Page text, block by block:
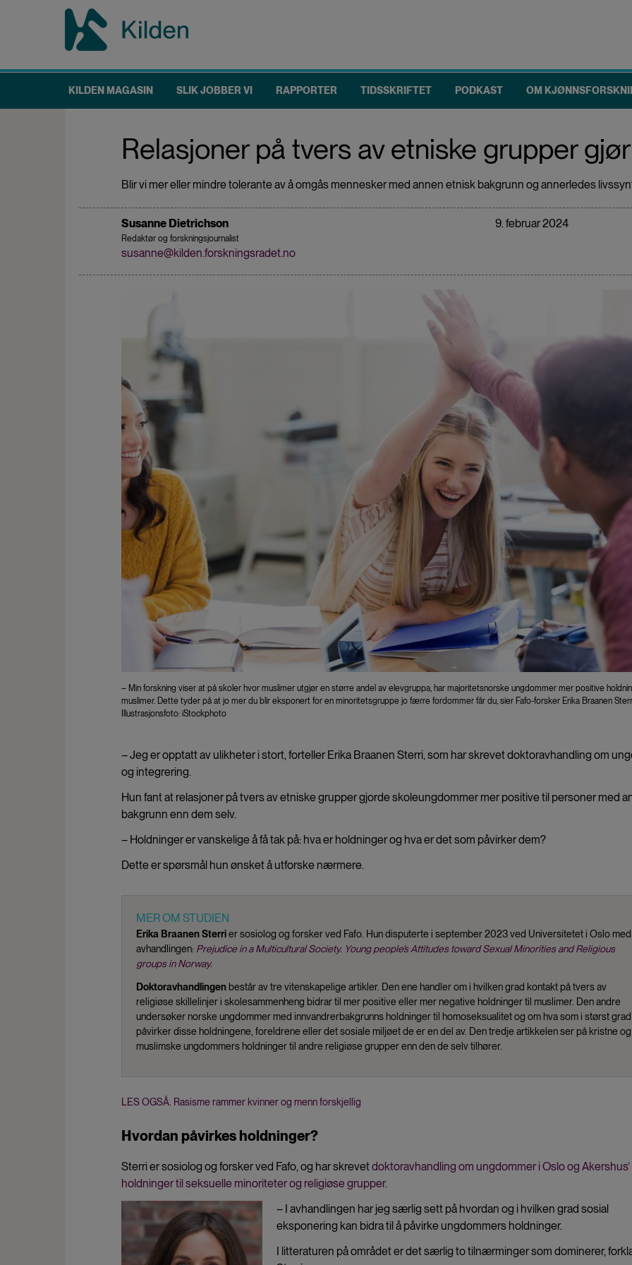
Main
navigation
KILDEN MAGASIN SLIK JOBBER VI RAPPORTER TIDSSKRIFTET PODKAST OM
Relasjoner på tvers av etniske grupper
Blir vi mer eller mindre tolerante av å omgås mennesker med annen etnisk bakgrunn og annerledes
Susanne Dietrichson
Redaktør og forskningsjournalist
susanne@kilden.forskningsradet.no
9. februar 2024
– Min forskning viser at på skoler hvor muslimer utgjør en større andel av elevgruppa, har majoritetsnorske ungdommer mer positive
muslimer. Dette tyder på at jo mer du blir eksponert for en minoritetsgruppe jo færre fordommer får du, sier Fafo-forsker Erika Braanen
Illustrasjonsfoto: iStockphoto
– Jeg er opptatt av ulikheter i stort, forteller Erika Braanen Sterri, som har skrevet doktoravhandling om
og integrering.
Hun fant at relasjoner på tvers av etniske grupper gjorde skoleungdommer mer positive til personer med
bakgrunn enn dem selv.
– Holdninger er vanskelige å få tak på: hva er holdninger og hva er det som påvirker dem?
Dette er spørsmål hun ønsket å utforske nærmere.
MER OM STUDIEN
Erika Braanen Sterrier sosiolog og forsker ved Fafo. Hun disputerte i september 2023 ved Universitetet i Oslo med
avhandlingen: Prejudice in a Multicultural Society. Young people’s Attitudes toward Sexual Minorities and Religious
groups in Norway.
Doktoravhandlingen består av tre vitenskapelige artikler. Den ene handler om i hvilken grad kontakt på tvers av
religiøse skillelinjer i skolesammenheng bidrar til mer positive eller mer negative holdninger til muslimer. Den andre
undersøker norske ungdommer med innvandrerbakgrunns holdninger til homoseksualitet og om hva som i størst grad
påvirker disse holdningene, foreldrene eller det sosiale miljøet de er en del av. Den tredje artikkelen ser på kristne og
muslimske ungdommers holdninger til andre religiøse grupper enn den de selv tilhører.
LES OGSÅ. Rasisme rammer kvinner og menn forskjellig
Hvordan påvirkes holdninger?
Sterri er sosiolog og forsker ved Fafo, og har skrevetdoktoravhandling om ungdommer i Oslo og Akershus’
holdninger til seksuelle minoriteter og religiøse grupper.
– I avhandlingen har jeg særlig sett på hvordan og i hvilken grad sosial
eksponering kan bidra til å påvirke ungdommers holdninger.
I litteraturen på området er det særlig to tilnærminger som dominerer,